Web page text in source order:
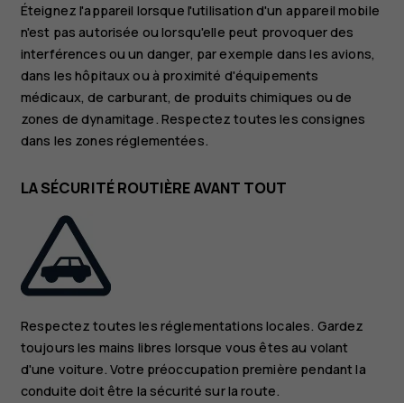
Éteignez l'appareil lorsque l'utilisation d'un appareil mobile
n'est pas autorisée ou lorsqu'elle peut provoquer des
interférences ou un danger, par exemple dans les avions,
dans les hôpitaux ou à proximité d'équipements
médicaux, de carburant, de produits chimiques ou de
zones de dynamitage. Respectez toutes les consignes
dans les zones réglementées.
LA SÉCURITÉ ROUTIÈRE AVANT TOUT
Respectez toutes les réglementations locales. Gardez
toujours les mains libres lorsque vous êtes au volant
d'une voiture. Votre préoccupation première pendant la
conduite doit être la sécurité sur la route.